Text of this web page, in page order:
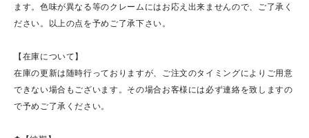
ます。色味が異なる等のクレームにはお応え出来ませんので、ご了承く
ださい。以上の点を予めご了承下さい。
【在庫について】
在庫の更新は随時行っておりますが、ご注文のタイミングによりご用意
できない場合もございます。その場合お客様には必ず連絡を致しますの
で予めご了承ください。